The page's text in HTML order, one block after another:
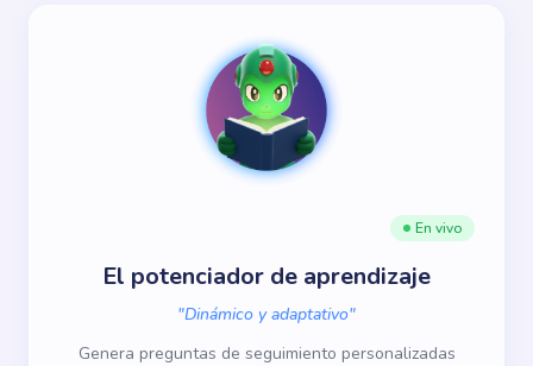
En vivo
El potenciador de aprendizaje
"Dinámico y adaptativo"
Genera preguntas de seguimiento personalizadas